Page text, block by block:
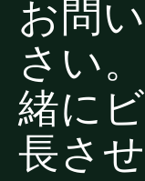
お問
さい
緒に
長さ